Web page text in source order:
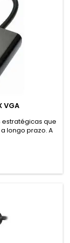
VGA
estratégicas que
longo prazo. A
menor e
no VGA e